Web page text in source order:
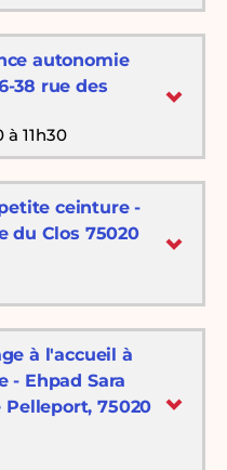
autonomie
38 rue des
11h30
ceinture -
du Clos 75020
à l'accueil à
- Ehpad Sara
Pelleport, 75020